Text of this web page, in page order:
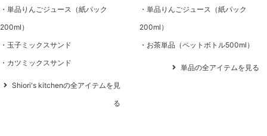
単品りんごジュース（紙パック
200ml）
玉子ミックスサンド
カツミックスサンド
Shiori's kitchenの全アイテムを見
る
単品りんごジュース（紙パック
200ml）
お茶単品（ペットボトル500ml）
単品の全アイテムを見る